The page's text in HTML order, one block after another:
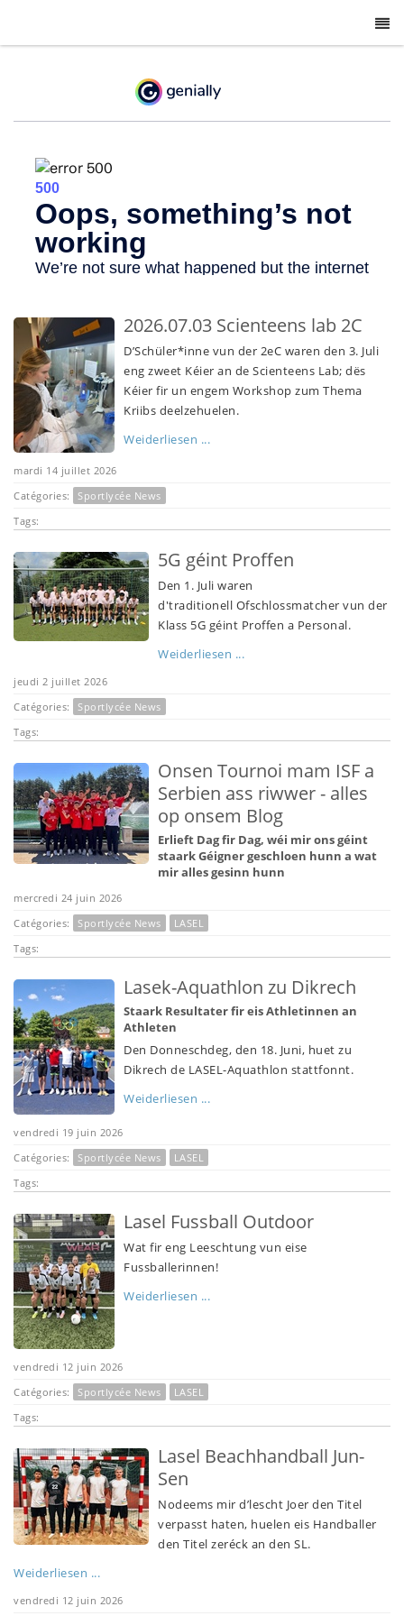
2026.07.03 Scienteens lab 2C
D’Schüler*inne vun der 2eC waren den 3. Juli
eng zweet Kéier an de Scienteens Lab; dës
Kéier fir un engem Workshop zum Thema
Kriibs deelzehuelen.
Weiderliesen ...
mardi 14 juillet 2026
Catégories:
Sportlycée News
Tags:
5G géint Proffen
Den 1. Juli waren
d'traditionell Ofschlossmatcher vun der
Klass 5G géint Proffen a Personal.
Weiderliesen ...
jeudi 2 juillet 2026
Catégories:
Sportlycée News
Tags:
Onsen Tournoi mam ISF a
Serbien ass riwwer - alles
op onsem Blog
Erlieft Dag fir Dag, wéi mir ons géint
staark Géigner geschloen hunn a wat
mir alles gesinn hunn
mercredi 24 juin 2026
Catégories:
Sportlycée News
LASEL
Tags:
Lasek-Aquathlon zu Dikrech
Staark Resultater fir eis Athletinnen an
Athleten
Den Donneschdeg, den 18. Juni, huet zu
Dikrech de LASEL-Aquathlon stattfonnt.
Weiderliesen ...
vendredi 19 juin 2026
Catégories:
Sportlycée News
LASEL
Tags:
Lasel Fussball Outdoor
Wat fir eng Leeschtung vun eise
Fussballerinnen!
Weiderliesen ...
vendredi 12 juin 2026
Catégories:
Sportlycée News
LASEL
Tags:
Lasel Beachhandball Jun-
Sen
Nodeems mir d’lescht Joer den Titel
verpasst haten, huelen eis Handballer
den Titel zeréck an den SL.
Weiderliesen ...
vendredi 12 juin 2026